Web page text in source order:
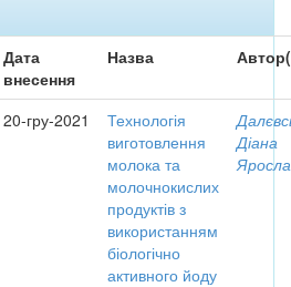
Дата
внесення
Назва
20-гру-2021
Технологія
виготовлення
молока та
молочнокислих
продуктів з
використанням
біологічно
активного йоду
Діана